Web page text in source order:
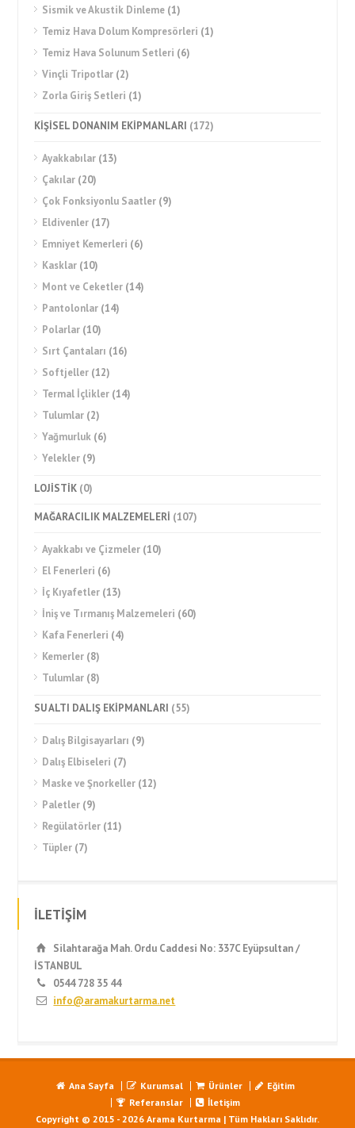
Sismik ve Akustik Dinleme (1)
Temiz Hava Dolum Kompresörleri (1)
Temiz Hava Solunum Setleri (6)
Vinçli Tripotlar (2)
Zorla Giriş Setleri (1)
KİŞİSEL DONANIM EKİPMANLARI (172)
Ayakkabılar (13)
Çakılar (20)
Çok Fonksiyonlu Saatler (9)
Eldivenler (17)
Emniyet Kemerleri (6)
Kasklar (10)
Mont ve Ceketler (14)
Pantolonlar (14)
Polarlar (10)
Sırt Çantaları (16)
Softjeller (12)
Termal İçlikler (14)
Tulumlar (2)
Yağmurluk (6)
Yelekler (9)
LOJİSTİK (0)
MAĞARACILIK MALZEMELERİ (107)
Ayakkabı ve Çizmeler (10)
El Fenerleri (6)
İç Kıyafetler (13)
İniş ve Tırmanış Malzemeleri (60)
Kafa Fenerleri (4)
Kemerler (8)
Tulumlar (8)
SU ALTI DALIŞ EKİPMANLARI (55)
Dalış Bilgisayarları (9)
Dalış Elbiseleri (7)
Maske ve Şnorkeller (12)
Paletler (9)
Regülatörler (11)
Tüpler (7)
İLETİŞİM
Silahtarağa Mah. Ordu Caddesi No: 337C Eyüpsultan /
İSTANBUL
0544 728 35 44
info@aramakurtarma.net
Ana Sayfa Kurumsal Ürünler
Eğitim
Referanslar
İletişim
Copyright © 2015 - 2026 Arama Kurtarma | Tüm Hakları Saklıdır.